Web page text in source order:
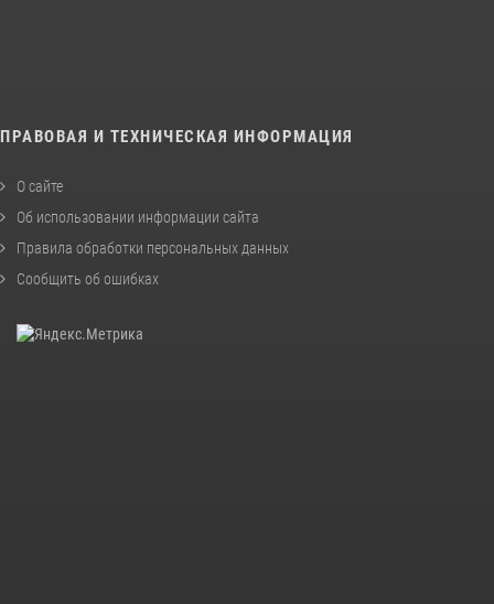
ПРАВОВАЯ И ТЕХНИЧЕСКАЯ ИНФОРМАЦИЯ
О сайте
Об использовании информации сайта
Правила обработки персональных данных
Сообщить об ошибках